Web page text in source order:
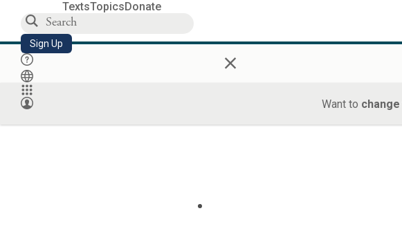
TextsTopicsDonate
Sign Up ×
Want to change